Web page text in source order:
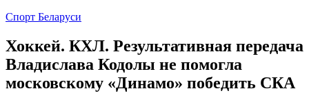
Спорт Беларуси
Хоккей. КХЛ. Результативная передача
Владислава Кодолы не помогла
московскому «Динамо» победить СКА